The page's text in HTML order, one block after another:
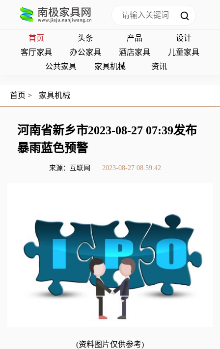
首页 头条 产品
设计
客厅家具
办公家具 酒店家具
儿童家具
公共家具
家具机械 资讯
首页 > 家具机械
河南省新乡市2023-08-27 07:39发布
暴雨蓝色预警
来源：互联网 2023-08-27 08:59:42
(资料图片仅供参考)